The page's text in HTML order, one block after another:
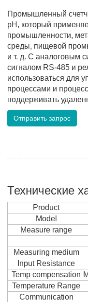
Промышленный
pH, который
промышленности,
среды, пищевой
и т. д. С аналоговым
сигналом RS-485 и
использоваться для
процессами и
поддерживать
Отправить запрос
Технические
Product
Model
Measure range
Measuring medium
Input Resistance
Temp compensation
Temperature Range
Communication